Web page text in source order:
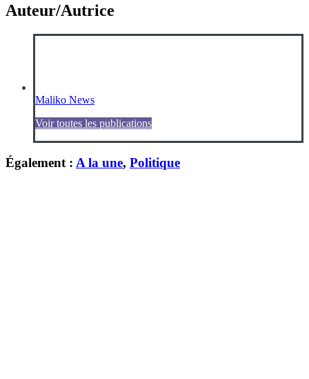
Auteur/Autrice
Maliko News
Voir toutes les publications
Également : A la une, Politique